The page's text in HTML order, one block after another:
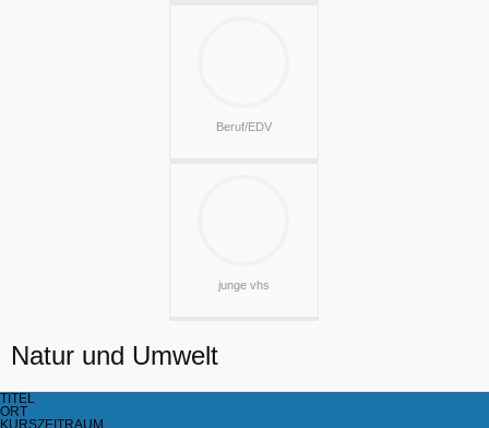
Beruf/EDV
junge vhs
Natur und Umwelt
TITEL
ORT
KURSZEITRAUM